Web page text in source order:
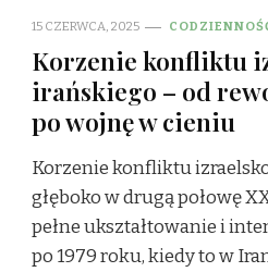
15 CZERWCA, 2025
Korzenie konfliktu
irańskiego – od
po wojnę w cieniu
Korzenie konfliktu
głęboko w drugą połowę
pełne ukształtowanie i
po 1979 roku, kiedy to w